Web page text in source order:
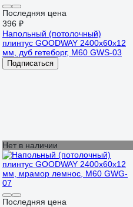
Последняя цена
396 ₽
Напольный (потолочный)
плинтус GOODWAY 2400x60x12
мм, дуб гетеборг, M60 GWS-03
Подписаться
Нет в наличии
Последняя цена